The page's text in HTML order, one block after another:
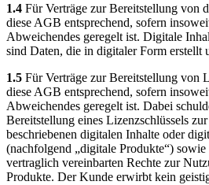
1.4 Für Verträge zur Bereitstellung von
diese AGB entsprechend, sofern
Abweichendes geregelt ist. Digitale
sind Daten, die in digitaler Form erstellt
1.5 Für Verträge zur Bereitstellung von
diese AGB entsprechend, sofern
Abweichendes geregelt ist. Dabei
Bereitstellung eines Lizenzschlüssels
beschriebenen digitalen Inhalte oder
(nachfolgend „digitale Produkte“)
vertraglich vereinbarten Rechte zur
Produkte. Der Kunde erwirbt kein